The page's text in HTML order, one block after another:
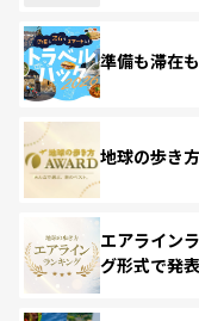
準備も滞在
地球の歩き
エアライン
グ形式で発表